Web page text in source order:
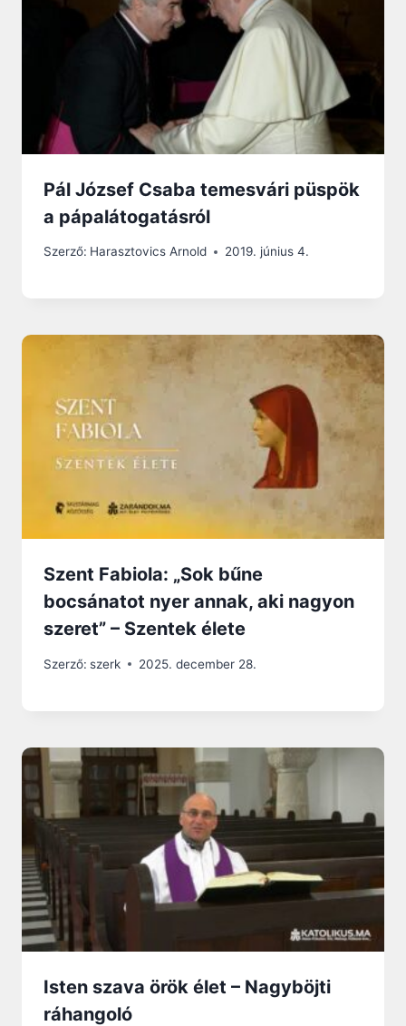
Pál József Csaba temesvári püspök
a pápalátogatásról
Szerző: Harasztovics Arnold 2019. június 4.
Szent Fabiola: „Sok bűne
bocsánatot nyer annak, aki nagyon
szeret” – Szentek élete
Szerző: szerk 2025. december 28.
Isten szava örök élet – Nagyböjti
ráhangoló